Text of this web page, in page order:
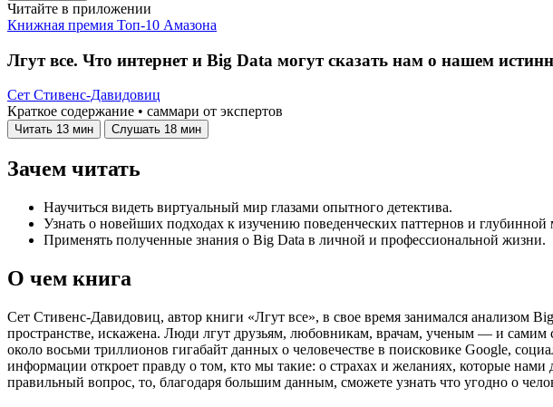
Читайте в приложении
Книжная премия Топ-10 Амазона
Лгут все. Что интернет и Big Data могут сказать нам о нашем
Cет Стивенс-Давидовиц
Краткое содержание • саммари от экспертов
Читать 13 мин Слушать 18 мин
Зачем читать
Научиться видеть виртуальный мир глазами опытного детектива.
Узнать о новейших подходах к изучению поведенческих паттернов и глубинной
Применять полученные знания о Big Data в личной и профессиональной жизни.
О чем книга
Cет Стивенс-Давидовиц, автор книги «Лгут все», в свое время занимался анализом
пространстве, искажена. Люди лгут друзьям, любовникам, врачам, ученым — и самим
около восьми триллионов гигабайт данных о человечестве в поисковике Google,
информации откроет правду о том, кто мы такие: о страхах и желаниях, которые
правильный вопрос, то, благодаря большим данным, сможете узнать что угодно о